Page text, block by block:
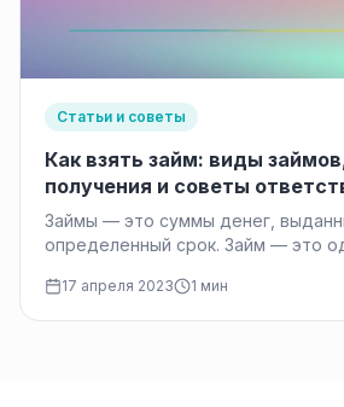
Статьи и советы
Как взять займ: виды
получения и советы
заемщика
Займы — это суммы денег,
определенный срок. Займ — это
17 апреля 2023 1 мин